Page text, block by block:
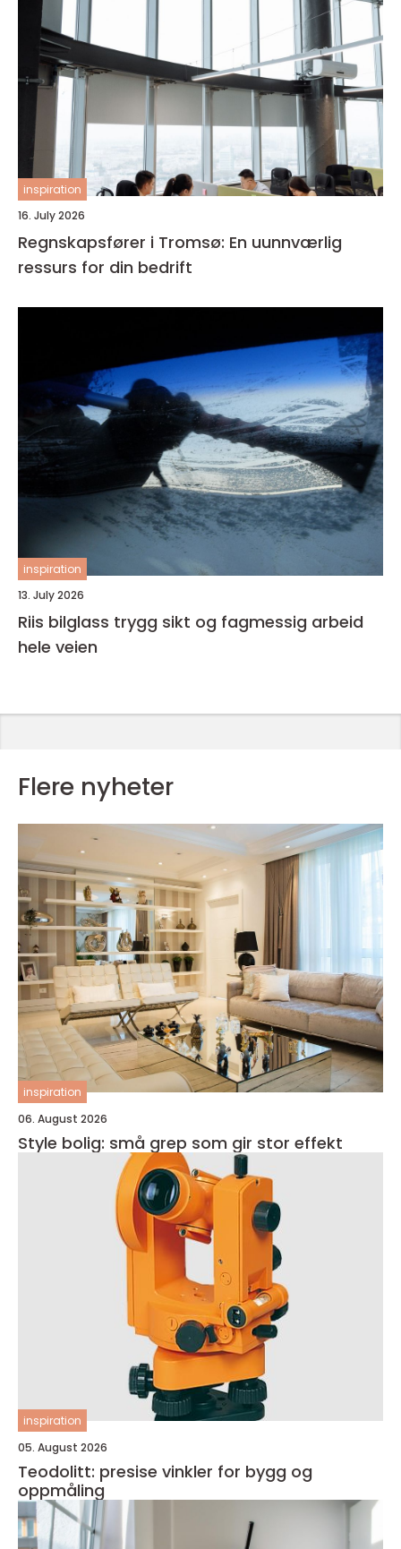
inspiration
16. July 2026
Regnskapsfører i Tromsø: En uunnværlig
ressurs for din bedrift
inspiration
13. July 2026
Riis bilglass trygg sikt og fagmessig arbeid
hele veien
Flere nyheter
inspiration
06. August 2026
Style bolig: små grep som gir stor effekt
inspiration
05. August 2026
Teodolitt: presise vinkler for bygg og
oppmåling